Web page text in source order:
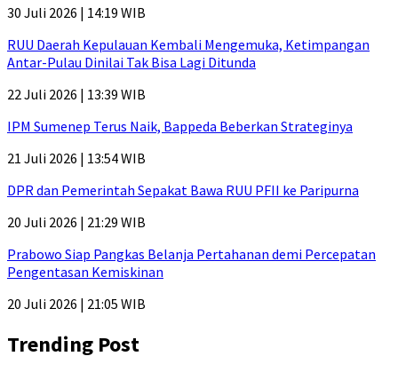
30 Juli 2026 | 14:19 WIB
RUU Daerah Kepulauan Kembali Mengemuka, Ketimpangan
Antar-Pulau Dinilai Tak Bisa Lagi Ditunda
22 Juli 2026 | 13:39 WIB
IPM Sumenep Terus Naik, Bappeda Beberkan Strateginya
21 Juli 2026 | 13:54 WIB
DPR dan Pemerintah Sepakat Bawa RUU PFII ke Paripurna
20 Juli 2026 | 21:29 WIB
Prabowo Siap Pangkas Belanja Pertahanan demi Percepatan
Pengentasan Kemiskinan
20 Juli 2026 | 21:05 WIB
Trending Post